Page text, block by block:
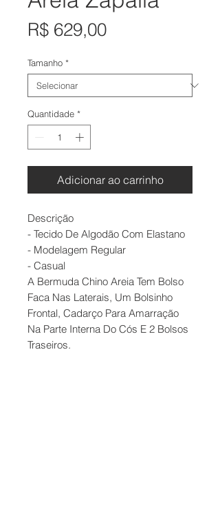
R$ 629,00Preço
Tamanho *
Quantidade *
Adicionar ao carrinho
Descrição
- Tecido De Algodão Com Elastano
- Modelagem Regular
- Casual
A Bermuda Chino Areia Tem Bolso
Faca Nas Laterais, Um Bolsinho
Frontal, Cadarço Para Amarração
Na Parte Interna Do Cós E 2 Bolsos
Traseiros.